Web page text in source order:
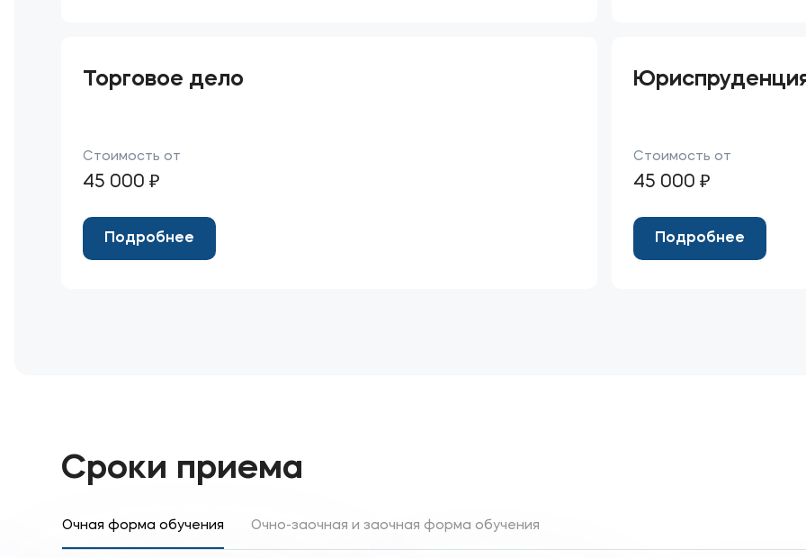
Торговое дело
Стоимость от
45 000 ₽
Подробнее
Стоимость от
45 000 ₽
Подробнее
Сроки приема
Очная форма обучения Очно-заочная и заочная форма обучения